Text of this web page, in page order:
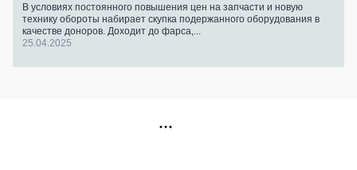
В условиях постоянного повышения цен на запчасти и новую
технику обороты набирает скупка подержанного оборудования в
качестве доноров. Доходит до фарса,...
25.04.2025